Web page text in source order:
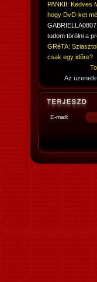
PANKII: Kedves
hogy DvD-ket
tudom törölni a
GRéTA:
csak egy időre?
Az
E-mail: